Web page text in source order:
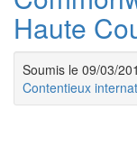
Haute
Soumis le 09/03/
Contentieux